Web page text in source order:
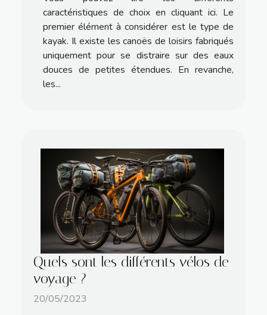
caractéristiques de choix en cliquant ici. Le
premier élément à considérer est le type de
kayak. Il existe les canoës de loisirs fabriqués
uniquement pour se distraire sur des eaux
douces de petites étendues. En revanche,
les...
Quels sont les différents vélos de
voyage ?
20/05/2023